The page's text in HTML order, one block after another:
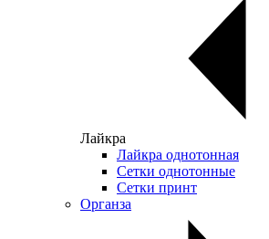
Лайкра
Лайкра однотонная
Сетки однотонные
Сетки принт
Органза